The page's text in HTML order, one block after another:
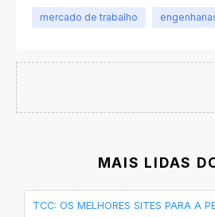
mercado de trabalho
MAIS LIDAS
TCC: OS MELHORES SITES PARA A